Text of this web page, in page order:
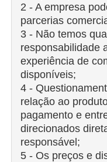
2 - A empresa
parcerias
3 - Não temos
responsabilidade
experiência de
disponíveis;
4 -
relação ao
pagamento e
direcionados
responsável;
5 - Os preços e